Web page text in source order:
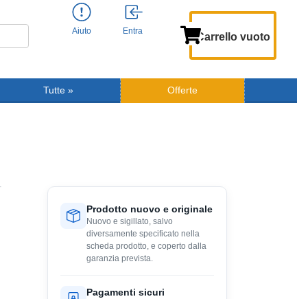
Aiuto Entra Carrello vuoto
Tutte » Offerte
Prodotto nuovo e originale
Nuovo e sigillato, salvo
diversamente specificato nella
scheda prodotto, e coperto dalla
garanzia prevista.
Pagamenti sicuri